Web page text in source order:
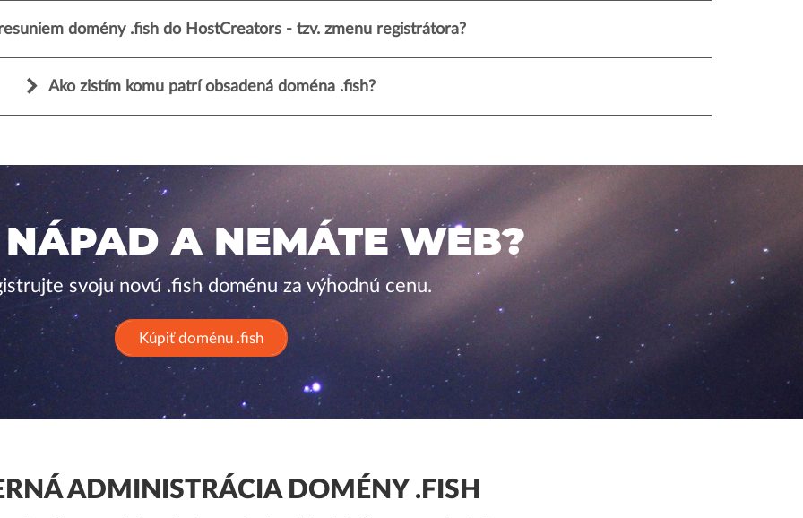
domény .fish do HostCreators - tzv. zmenu registrátora?
Ako zistím komu patrí obsadená doména .fish?
A NEMÁTE WEB?
svoju novú .fish doménu za výhodnú cenu.
Kúpiť doménu .fish
ADMINISTRÁCIA DOMÉNY .FISH